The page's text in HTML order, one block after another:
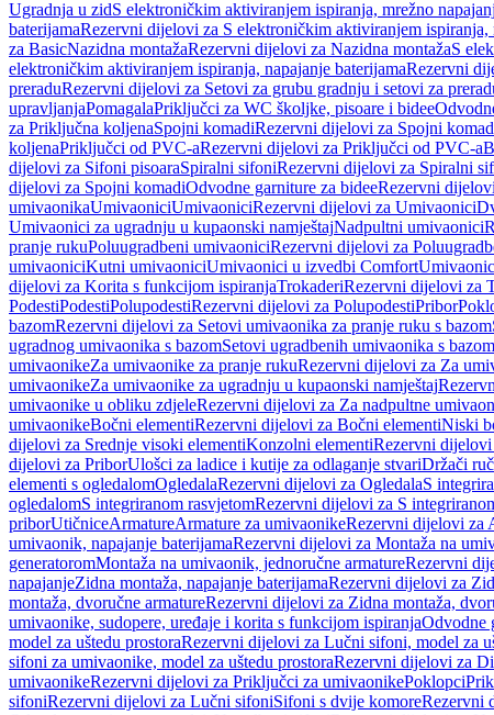
Ugradnja u zidS elektroničkim aktiviranjem ispiranja, mrežno
baterijamaRezervni dijelovi za S elektroničkim aktiviranjem ispiranja,
za BasicNazidna montažaRezervni dijelovi za Nazidna montažaS
elektroničkim aktiviranjem ispiranja, napajanje baterijamaRezervni
preraduRezervni dijelovi za Setovi za grubu gradnju i setovi za
upravljanjaPomagalaPriključci za WC školjke, pisoare i bidee
za Priključna koljenaSpojni komadiRezervni dijelovi za Spojni
koljenaPriključci od PVC-aRezervni dijelovi za Priključci od PVC-a
dijelovi za Sifoni pisoaraSpiralni sifoniRezervni dijelovi za Spiralni
dijelovi za Spojni komadiOdvodne garniture za bideeRezervni
umivaonikaUmivaoniciUmivaoniciRezervni dijelovi za Umivaonici
Umivaonici za ugradnju u kupaonski namještajNadpultni umivaonici
pranje rukuPoluugradbeni umivaoniciRezervni dijelovi za
umivaoniciKutni umivaoniciUmivaonici u izvedbi Comfort
dijelovi za Korita s funkcijom ispiranjaTrokaderiRezervni dijelovi za
PodestiPodestiPolupodestiRezervni dijelovi za PolupodestiPribor
bazomRezervni dijelovi za Setovi umivaonika za pranje ruku s bazom
ugradnog umivaonika s bazomSetovi ugradbenih umivaonika s bazom
umivaonikeZa umivaonike za pranje rukuRezervni dijelovi za Za
umivaonikeZa umivaonike za ugradnju u kupaonski namještaj
umivaonike u obliku zdjeleRezervni dijelovi za Za nadpultne
umivaonikeBočni elementiRezervni dijelovi za Bočni elementiNiski
dijelovi za Srednje visoki elementiKonzolni elementiRezervni
dijelovi za PriborUlošci za ladice i kutije za odlaganje stvariDržači
elementi s ogledalomOgledalaRezervni dijelovi za OgledalaS
ogledalomS integriranom rasvjetomRezervni dijelovi za S
priborUtičniceArmatureArmature za umivaonikeRezervni dijelovi za
umivaonik, napajanje baterijamaRezervni dijelovi za Montaža na
generatoromMontaža na umivaonik, jednoručne armatureRezervni
napajanjeZidna montaža, napajanje baterijamaRezervni dijelovi za
montaža, dvoručne armatureRezervni dijelovi za Zidna montaža,
umivaonike, sudopere, uređaje i korita s funkcijom ispiranjaOdvodne
model za uštedu prostoraRezervni dijelovi za Lučni sifoni, model za
sifoni za umivaonike, model za uštedu prostoraRezervni dijelovi za
umivaonikeRezervni dijelovi za Priključci za umivaonikePoklopci
sifoniRezervni dijelovi za Lučni sifoniSifoni s dvije komoreRezervni